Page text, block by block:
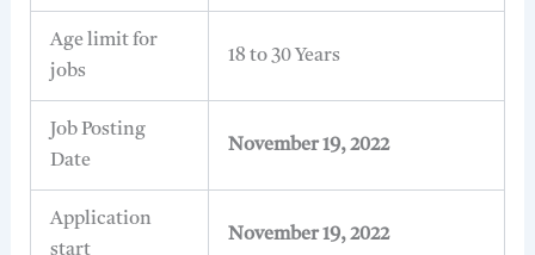
Age limit for
jobs
18 to 30 Years
Job Posting
Date
November 19, 2022
Application
start
November 19, 2022